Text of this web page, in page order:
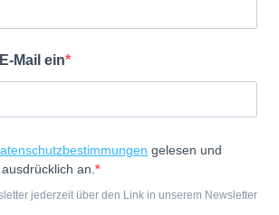
Mail ein
gelesen und
an.
jederzeit über den Link in unserem Newsletter